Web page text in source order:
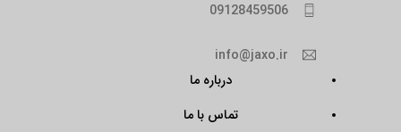
09128459506
info@jaxo.ir
درباره ما
تماس با ما